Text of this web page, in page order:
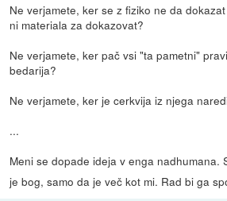
Ne verjamete, ker se z fiziko ne da
ni materiala za dokazovat?
Ne verjamete, ker pač vsi "ta pametni"
bedarija?
Ne verjamete, ker je cerkvija iz njega
...
Meni se dopade ideja v enga nadhumana.
je bog, samo da je več kot mi. Rad bi ga